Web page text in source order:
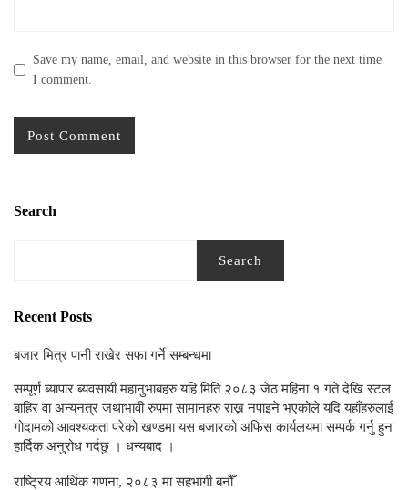
Save my name, email, and website in this browser for the next time
I comment.
Search
Search
Recent Posts
बजार भित्र पानी राखेर सफा गर्ने सम्बन्धमा
सम्पूर्ण ब्यापार ब्यवसायी महानुभाबहरु यहि मिति २०८३ जेठ महिना १ गते देखि स्टल
बाहिर वा अन्यनत्र जथाभावी रुपमा सामानहरु राख्न नपाइने भएकोले यदि यहाँहरुलाई
गोदामको आवश्यकता परेको खण्डमा यस बजारको अफिस कार्यलयमा सम्पर्क गर्नु हुन
हार्दिक अनुरोध गर्दछु । धन्यबाद ।
राष्ट्रिय आर्थिक गणना, २०८३ मा सहभागी बनौँ